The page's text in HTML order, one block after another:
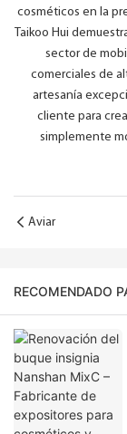
cosméticos en la
Taikoo Hui
sector de
comerciales de
artesanía
cliente para
simplemente
Aviar
RECOMENDADO